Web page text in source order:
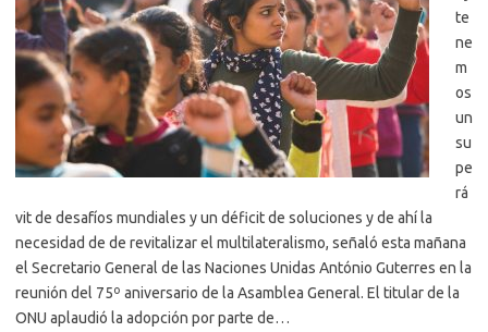
te
ne
m
os
un
su
pe
rá
vit de desafíos mundiales y un déficit de soluciones y de ahí la
necesidad de de revitalizar el multilateralismo, señaló esta mañana
el Secretario General de las Naciones Unidas António Guterres en la
reunión del 75º aniversario de la Asamblea General. El titular de la
ONU aplaudió la adopción por parte de…